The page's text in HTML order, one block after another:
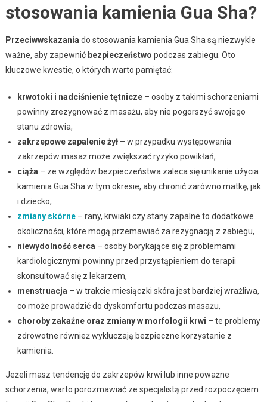
stosowania kamienia Gua Sha?
Przeciwwskazania do stosowania kamienia Gua Sha są niezwykle
ważne, aby zapewnić bezpieczeństwo podczas zabiegu. Oto
kluczowe kwestie, o których warto pamiętać:
krwotoki i nadciśnienie tętnicze– osoby z takimi schorzeniami
powinny zrezygnować z masażu, aby nie pogorszyć swojego
stanu zdrowia,
zakrzepowe zapalenie żył– w przypadku występowania
zakrzepów masaż może zwiększać ryzyko powikłań,
ciąża – ze względów bezpieczeństwa zaleca się unikanie użycia
kamienia Gua Sha w tym okresie, aby chronić zarówno matkę, jak
i dziecko,
zmiany skórne– rany, krwiaki czy stany zapalne to dodatkowe
okoliczności, które mogą przemawiać za rezygnacją z zabiegu,
niewydolność serca – osoby borykające się z problemami
kardiologicznymi powinny przed przystąpieniem do terapii
skonsultować się z lekarzem,
menstruacja – w trakcie miesiączki skóra jest bardziej wrażliwa,
co może prowadzić do dyskomfortu podczas masażu,
choroby zakaźne oraz zmiany w morfologii krwi – te problemy
zdrowotne również wykluczają bezpieczne korzystanie z
kamienia.
Jeżeli masz tendencję do zakrzepów krwi lub inne poważne
schorzenia, warto porozmawiać ze specjalistą przed rozpoczęciem